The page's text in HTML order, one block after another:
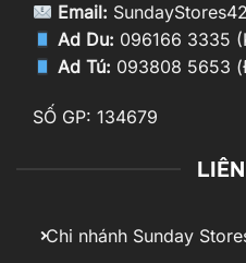
Email:
Ad Du: 096166 3335
Ad Tú: 093808 5653
SỐ GP: 134679
Chi nhánh Sunday